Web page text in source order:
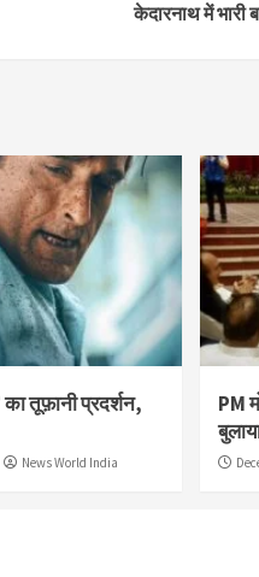
केदारनाथ में भारी
का तूफ़ानी प्रदर्शन,
News World India
PM